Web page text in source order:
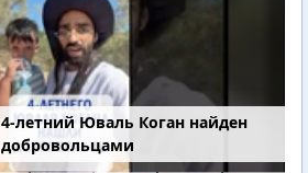
4-летний Юваль Коган найден
добровольцами